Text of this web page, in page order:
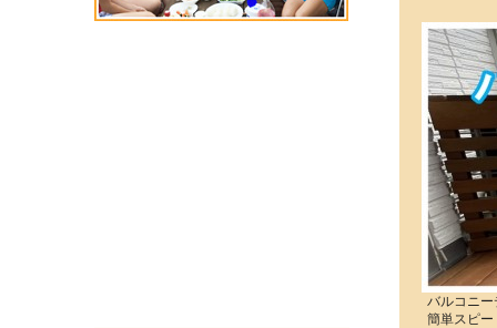
バルコニ
簡単スピ